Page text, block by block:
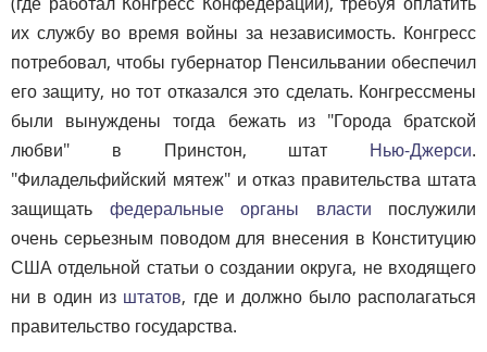
их службу во время войны за независимость. Конгресс
потребовал, чтобы губернатор Пенсильвании обеспечил
его защиту, но тот отказался это сделать. Конгрессмены
были вынуждены тогда бежать из "Города братской
любви" в Принстон, штат Нью-Джерси.
"Филадельфийский мятеж" и отказ правительства штата
защищать федеральные органы власти послужили
очень серьезным поводом для внесения в Конституцию
США отдельной статьи о создании округа, не входящего
ни в один из штатов, где и должно было располагаться
правительство государства.